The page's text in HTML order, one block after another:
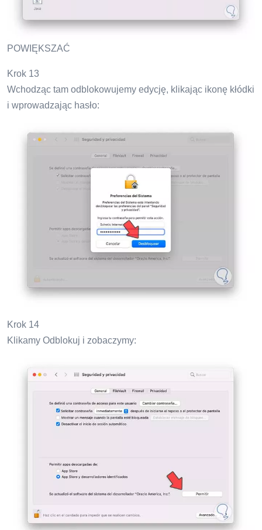
POWIĘKSZAĆ
Krok 13
Wchodząc tam odblokowujemy edycję, klikając ikonę kłódki
i wprowadzając hasło:
Krok 14
Klikamy Odblokuj i zobaczymy: